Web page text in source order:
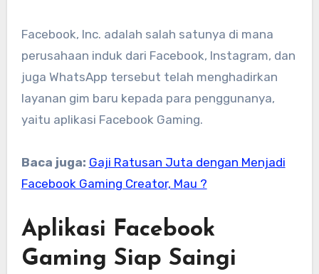
Facebook, Inc. adalah salah satunya di mana
perusahaan induk dari Facebook, Instagram, dan
juga WhatsApp tersebut telah menghadirkan
layanan gim baru kepada para penggunanya,
yaitu aplikasi Facebook Gaming.
Baca juga: Gaji Ratusan Juta dengan Menjadi
Facebook Gaming Creator, Mau ?
Aplikasi Facebook
Gaming Siap Saingi